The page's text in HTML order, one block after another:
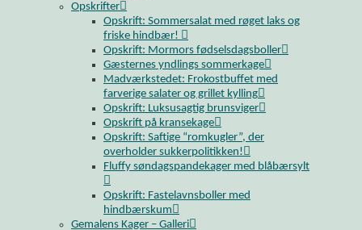
Opskrifter
Opskrift: Sommersalat med røget laks og
friske hindbær!
Opskrift: Mormors fødselsdagsboller
Gæsternes yndlings sommerkage
Madværkstedet: Frokostbuffet med
farverige salater og grillet kylling
Opskrift: Luksusagtig brunsviger
Opskrift på kransekage
Opskrift: Saftige “romkugler”, der
overholder sukkerpolitikken!
Fluffy søndagspandekager med blåbærsylt
Opskrift: Fastelavnsboller med
hindbærskum
Gemalens Kager – Galleri